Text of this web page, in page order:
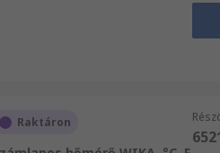
Raktáron